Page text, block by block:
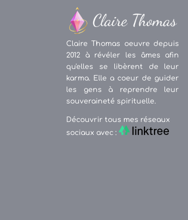
Claire Thomas oeuvre depuis
2012 à révéler les âmes afin
qu'elles se libèrent de leur
karma. Elle a coeur de guider
les gens à reprendre leur
souveraineté spirituelle.
Découvrir tous mes réseaux
sociaux avec :